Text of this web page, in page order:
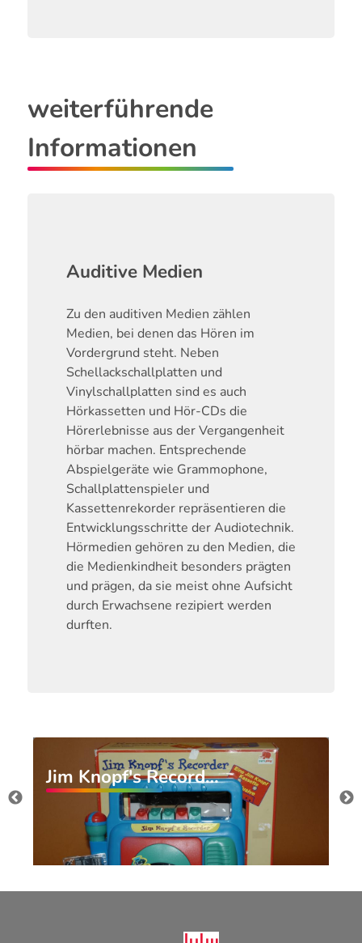
weiterführende
Informationen
Auditive Medien
Zu den auditiven Medien zählen
Medien, bei denen das Hören im
Vordergrund steht. Neben
Schellackschallplatten und
Vinylschallplatten sind es auch
Hörkassetten und Hör-CDs die
Hörerlebnisse aus der Vergangenheit
hörbar machen. Entsprechende
Abspielgeräte wie Grammophone,
Schallplattenspieler und
Kassettenrekorder repräsentieren die
Entwicklungsschritte der Audiotechnik.
Hörmedien gehören zu den Medien, die
die Medienkindheit besonders prägten
und prägen, da sie meist ohne Aufsicht
durch Erwachsene rezipiert werden
durften.
Jim Knopf's Record…